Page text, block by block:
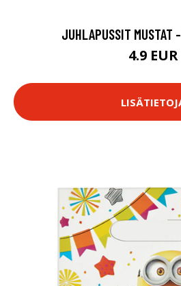
JUHLAPUSSIT MUSTAT
4.9 EUR